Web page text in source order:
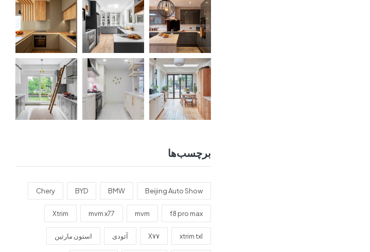
برچسب‌ها
Beijing Auto Show
BMW
BYD
Chery
f8 pro max
mvm
mvm x77
Xtrim
xtrim txl X۷۷ آئودی استون مارتین